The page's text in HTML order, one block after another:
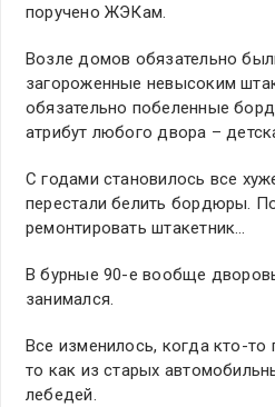
поручено ЖЭКам.
Возле домов обязательно
загороженные невысоким
обязательно побеленные
атрибут любого двора –
С годами становилось все
перестали белить бордюры.
ремонтировать штакетник…
В бурные 90-е вообще
занимался.
Все изменилось, когда кто-то
то как из старых
лебедей.